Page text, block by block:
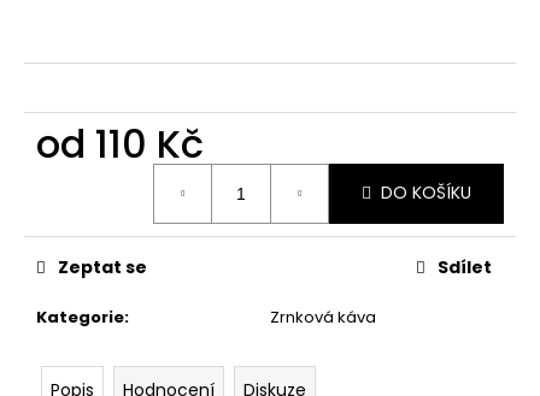
od 110 Kč
DO KOŠÍKU
Kategorie: Zrnková káva
Zeptat se Sdílet
Popis Hodnocení Diskuze
m